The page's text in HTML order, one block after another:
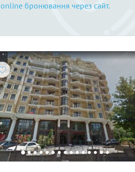
online бронювання через сайт.